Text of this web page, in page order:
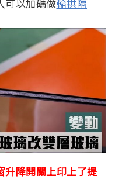
可以加碼做輪拱隔
升降開關上印上了提